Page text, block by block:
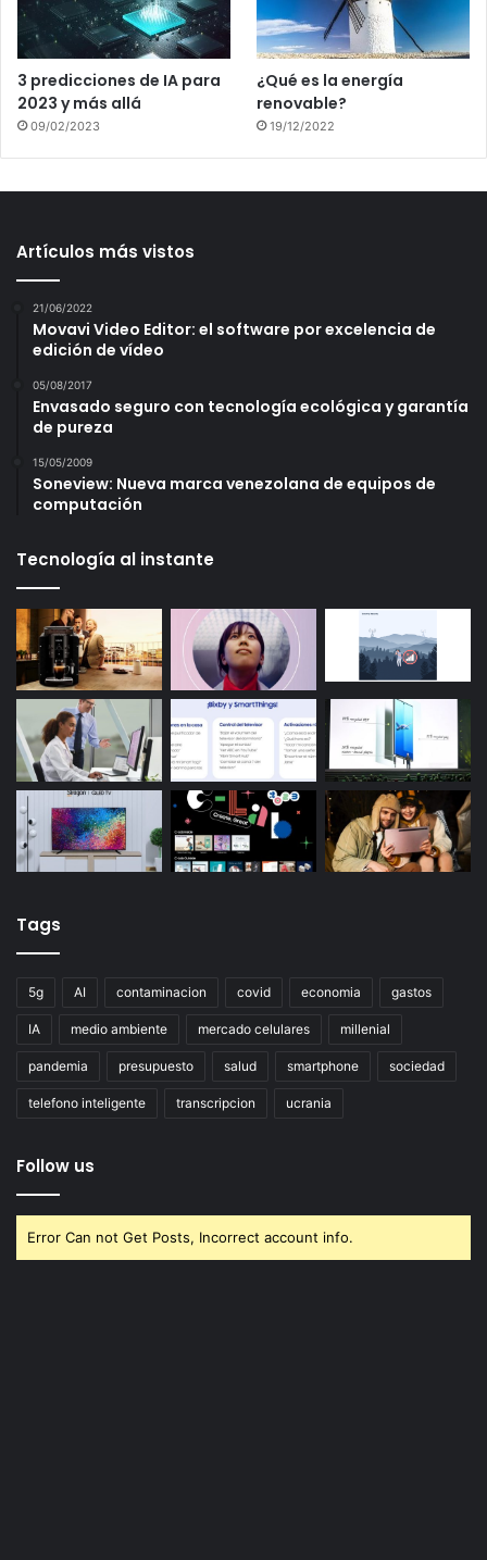
3 predicciones de IA para
2023 y más allá
09/02/2023
¿Qué es la energía
renovable?
19/12/2022
Artículos más vistos
21/06/2022
Movavi Video Editor: el software por excelencia de
edición de vídeo
05/08/2017
Envasado seguro con tecnología ecológica y garantía
de pureza
15/05/2009
Soneview: Nueva marca venezolana de equipos de
computación
Tecnología al instante
Tags
5g AI contaminacion covid economia gastos
IA medio ambiente mercado celulares millenial
pandemia presupuesto salud smartphone sociedad
telefono inteligente transcripcion ucrania
Follow us
Error Can not Get Posts, Incorrect account info.